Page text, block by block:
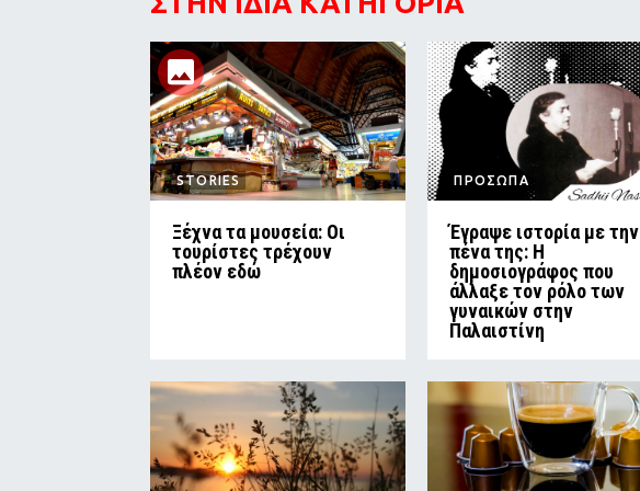
STORIES
Ξέχνα τα μουσεία: Οι
τουρίστες τρέχουν
πλέον εδώ
ΠΡΟΣΩΠΑ
Έγραψε ιστορία με την
πένα της: Η
δημοσιογράφος που
άλλαξε τον ρόλο των
γυναικών στην
Παλαιστίνη